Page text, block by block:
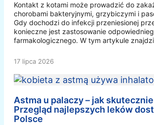
Kontakt z kotami może prowadzić do
chorobami bakteryjnymi, grzybiczymi i
Gdy dochodzi do infekcji przeniesionej
konieczne jest zastosowanie
farmakologicznego. W tym artykule
17 lipca 2026
Astma u palaczy – jak
Przegląd najlepszych leków
Polsce